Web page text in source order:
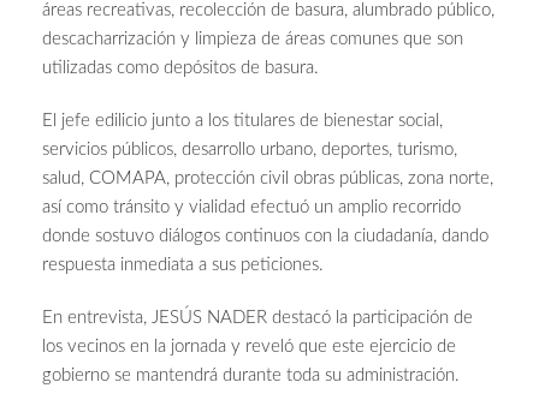
áreas recreativas, recolección de basura, alumbrado público,
descacharrización y limpieza de áreas comunes que son
utilizadas como depósitos de basura.
El jefe edilicio junto a los titulares de bienestar social,
servicios públicos, desarrollo urbano, deportes, turismo,
salud, COMAPA, protección civil obras públicas, zona norte,
así como tránsito y vialidad efectuó un amplio recorrido
donde sostuvo diálogos continuos con la ciudadanía, dando
respuesta inmediata a sus peticiones.
En entrevista, JESÚS NADER destacó la participación de
los vecinos en la jornada y reveló que este ejercicio de
gobierno se mantendrá durante toda su administración.